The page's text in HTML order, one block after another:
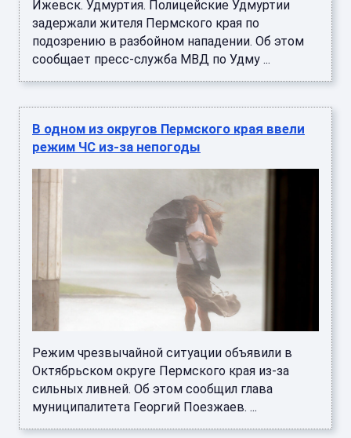
Ижевск. Удмуртия. Полицейские Удмуртии
задержали жителя Пермского края по
подозрению в разбойном нападении. Об этом
сообщает пресс-служба МВД по Удму ...
В одном из округов Пермского края ввели
режим ЧС из-за непогоды
Режим чрезвычайной ситуации объявили в
Октябрьском округе Пермского края из-за
сильных ливней. Об этом сообщил глава
муниципалитета Георгий Поезжаев. ...